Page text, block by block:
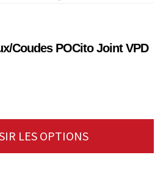
Coudes POCito Joint VPD
LES OPTIONS